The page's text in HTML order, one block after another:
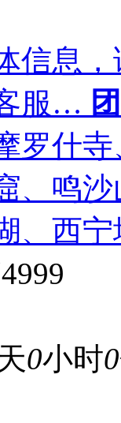
信息
服…
罗什
、鸣
、西
4999
0小时0